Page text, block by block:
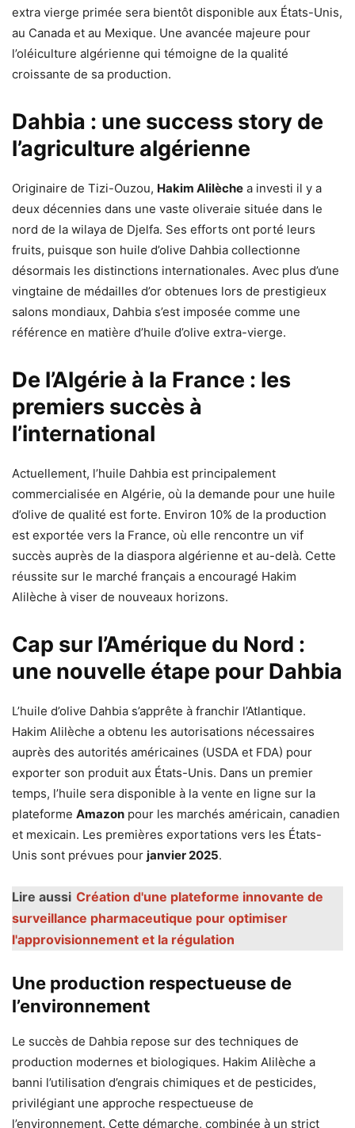
extra vierge primée sera bientôt disponible aux États-Unis,
au Canada et au Mexique. Une avancée majeure pour
l’oléiculture algérienne qui témoigne de la qualité
croissante de sa production.
Dahbia : une success story de
l’agriculture algérienne
Originaire de Tizi-Ouzou, Hakim Alilèche a investi il y a
deux décennies dans une vaste oliveraie située dans le
nord de la wilaya de Djelfa. Ses efforts ont porté leurs
fruits, puisque son huile d’olive Dahbia collectionne
désormais les distinctions internationales. Avec plus d’une
vingtaine de médailles d’or obtenues lors de prestigieux
salons mondiaux, Dahbia s’est imposée comme une
référence en matière d’huile d’olive extra-vierge.
De l’Algérie à la France : les
premiers succès à
l’international
Actuellement, l’huile Dahbia est principalement
commercialisée en Algérie, où la demande pour une huile
d’olive de qualité est forte. Environ 10% de la production
est exportée vers la France, où elle rencontre un vif
succès auprès de la diaspora algérienne et au-delà. Cette
réussite sur le marché français a encouragé Hakim
Alilèche à viser de nouveaux horizons.
Cap sur l’Amérique du Nord :
une nouvelle étape pour Dahbia
L’huile d’olive Dahbia s’apprête à franchir l’Atlantique.
Hakim Alilèche a obtenu les autorisations nécessaires
auprès des autorités américaines (USDA et FDA) pour
exporter son produit aux États-Unis. Dans un premier
temps, l’huile sera disponible à la vente en ligne sur la
plateforme Amazon pour les marchés américain, canadien
et mexicain. Les premières exportations vers les États-
Unis sont prévues pour janvier 2025.
Lire aussi Création d'une plateforme innovante de
surveillance pharmaceutique pour optimiser
l'approvisionnement et la régulation
Une production respectueuse de
l’environnement
Le succès de Dahbia repose sur des techniques de
production modernes et biologiques. Hakim Alilèche a
banni l’utilisation d’engrais chimiques et de pesticides,
privilégiant une approche respectueuse de
l’environnement. Cette démarche, combinée à un strict